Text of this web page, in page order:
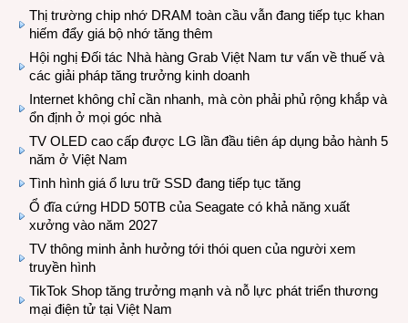
Thị trường chip nhớ DRAM toàn cầu vẫn đang tiếp tục khan
hiếm đẩy giá bộ nhớ tăng thêm
Hội nghị Đối tác Nhà hàng Grab Việt Nam tư vấn về thuế và
các giải pháp tăng trưởng kinh doanh
Internet không chỉ cần nhanh, mà còn phải phủ rộng khắp và
ổn định ở mọi góc nhà
TV OLED cao cấp được LG lần đầu tiên áp dụng bảo hành 5
năm ở Việt Nam
Tình hình giá ổ lưu trữ SSD đang tiếp tục tăng
Ổ đĩa cứng HDD 50TB của Seagate có khả năng xuất
xưởng vào năm 2027
TV thông minh ảnh hưởng tới thói quen của người xem
truyền hình
TikTok Shop tăng trưởng mạnh và nỗ lực phát triển thương
mại điện tử tại Việt Nam